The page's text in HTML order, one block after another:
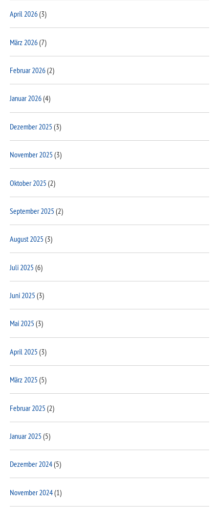
April 2026(3)
März 2026(7)
Februar 2026(2)
Januar 2026(4)
Dezember 2025 (3)
November 2025 (3)
Oktober 2025 (2)
September 2025 (2)
August 2025 (3)
Juli 2025 (6)
Juni 2025 (3)
Mai 2025 (3)
April 2025 (3)
März 2025 (5)
Februar 2025 (2)
Januar 2025 (5)
Dezember 2024(5)
November 2024(1)